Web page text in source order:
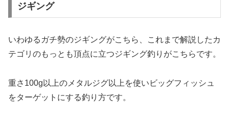
ジギング
いわゆるガチ勢のジギングがこちら、これまで解説したカ
テゴリのもっとも頂点に立つジギング釣りがこちらです。
重さ100g以上のメタルジグ以上を使いビッグフィッシュ
をターゲットにする釣り方です。